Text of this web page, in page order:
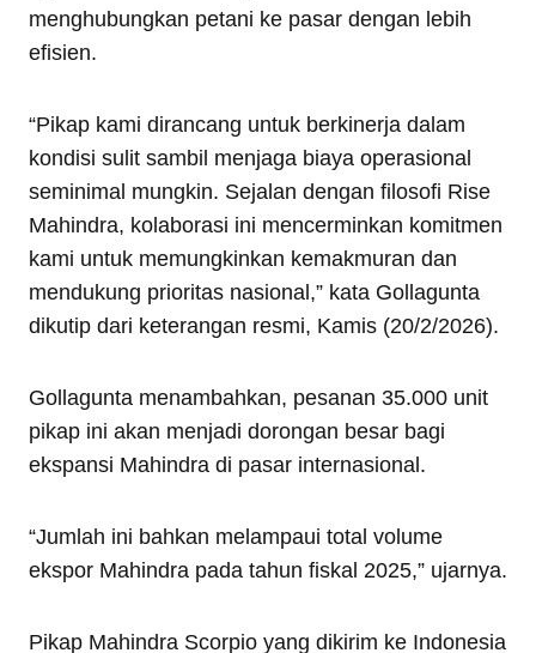
menghubungkan petani ke pasar dengan lebih
efisien.
“Pikap kami dirancang untuk berkinerja dalam
kondisi sulit sambil menjaga biaya operasional
seminimal mungkin. Sejalan dengan filosofi Rise
Mahindra, kolaborasi ini mencerminkan komitmen
kami untuk memungkinkan kemakmuran dan
mendukung prioritas nasional,” kata Gollagunta
dikutip dari keterangan resmi, Kamis (20/2/2026).
Gollagunta menambahkan, pesanan 35.000 unit
pikap ini akan menjadi dorongan besar bagi
ekspansi Mahindra di pasar internasional.
“Jumlah ini bahkan melampaui total volume
ekspor Mahindra pada tahun fiskal 2025,” ujarnya.
Pikap Mahindra Scorpio yang dikirim ke Indonesia